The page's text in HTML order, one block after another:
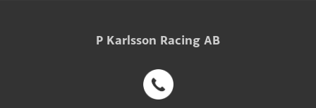
P Karlsson Racing AB